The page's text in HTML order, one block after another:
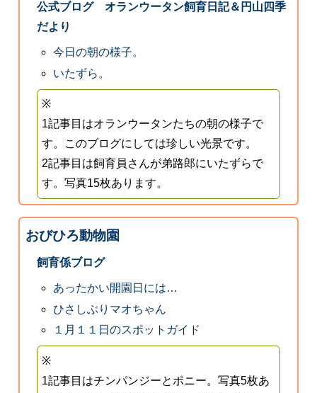
公式ブログ オランウータン飼育日記＆円山四季
だより
今日の朝の様子。
いたずら。
※
1記事目はオランウータンたちの朝の様子で
す。このブログにしては珍しい光景です。
2記事目は飼育員さんが弟路郎にいたずらで
す。写真15枚あります。
おびひろ動物園
飼育係ブログ
あったかい開園日には…
ひさしぶりマオちゃん
１月１１日のスポットガイド
※
1記事目はチンパンジーとポニー。写真5枚あ